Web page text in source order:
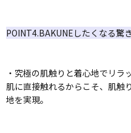
POINT4.BAKUNEしたくなる驚
・究極の肌触りと着心地でリラ
肌に直接触れるからこそ、肌触
地を実現。